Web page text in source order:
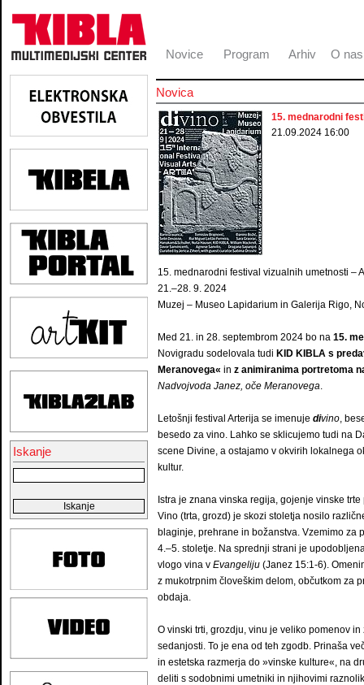
Novice Program Arhiv O nas
Iskanje
Novica
15. mednarodni
21.09.2024 16:00
15. mednarodni festival vizualnih umetnosti –
21.–28. 9. 2024
Muzej – Museo Lapidarium in Galerija Rigo,
Med 21. in 28. septembrom 2024 bo na 15.
Novigradu sodelovala tudi KID KIBLA s
Meranovega« in z animiranima portretoma
Nadvojvoda Janez, oče Meranovega.
Letošnji festival Arterija se imenuje divino,
besedo za vino. Lahko se sklicujemo tudi na
scene Divine, a ostajamo v okvirih lokalnega
kultur.
Istra je znana vinska regija, gojenje vinske
Vino (trta, grozd) je skozi stoletja nosilo
blaginje, prehrane in božanstva. Vzemimo za
4.–5. stoletje. Na sprednji strani je
vlogo vina v Evangeliju (Janez 15:1-6).
z mukotrpnim človeškim delom, občutkom za
obdaja.
O vinski trti, grozdju, vinu je veliko pomenov
sedanjosti. To je ena od teh zgodb. Prinaša
in estetska razmerja do »vinske kulture«, na
deliti s sodobnimi umetniki in njihovimi